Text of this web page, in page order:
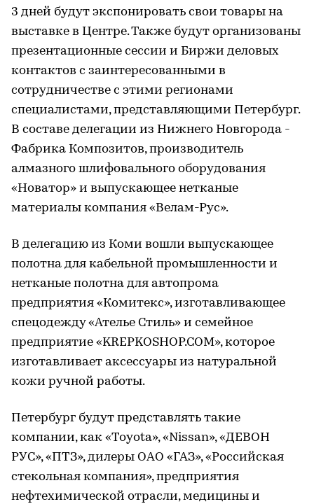
3 дней будут экспонировать свои товары на
выставке в Центре. Также будут организованы
презентационные сессии и Биржи деловых
контактов с заинтересованными в
сотрудничестве с этими регионами
специалистами, представляющими Петербург.
В составе делегации из Нижнего Новгорода -
Фабрика Композитов, производитель
алмазного шлифовального оборудования
«Новатор» и выпускающее нетканые
материалы компания «Велам-Рус».
В делегацию из Коми вошли выпускающее
полотна для кабельной промышленности и
нетканые полотна для автопрома
предприятия «Комитекс», изготавливающее
спецодежду «Ателье Стиль» и семейное
предприятие «KREPKOSHOP.COM», которое
изготавливает аксессуары из натуральной
кожи ручной работы.
Петербург будут представлять такие
компании, как «Toyota», «Nissan», «ДЕВОН
РУС», «ПТЗ», дилеры ОАО «ГАЗ», «Российская
стекольная компания», предприятия
нефтехимической отрасли, медицины и